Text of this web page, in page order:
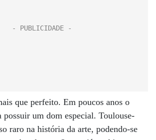
que perfeito. Em poucos anos o
possuir um dom especial. Toulouse-
raro na história da arte, podendo-se